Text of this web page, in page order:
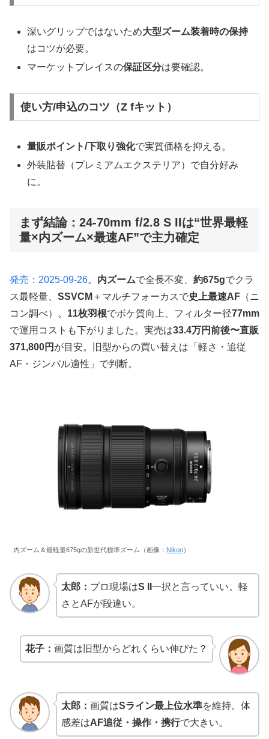
深いグリップではないため大型ズーム装着時の保持
はコツが必要。
マーケットプレイスの保証区分は要確認。
使い方/申込のコツ（Z fキット）
量販ポイント/下取り強化で実質価格を抑える。
外装貼替（プレミアムエクステリア）で自分好み
に。
まず結論：24-70mm f/2.8 S IIは“世界最軽
量×内ズーム×最速AF”で主力確定
発売：2025-09-26。 内ズームで全長不変、 約675gでクラ
ス最軽量、 SSVCM ＋マルチフォーカスで史上最速AF （ニ
コン調べ）。 11枚羽根でボケ質向上、フィルター径77mm
で運用コストも下がりました。実売は33.4万円前後〜直販
371,800円 が目安。旧型からの買い替えは「軽さ・追従
AF・ジンバル適性」で判断。
内ズーム＆最軽量675gの新世代標準ズーム（画像： Nikon）
太郎： プロ現場はS II 一択と言っていい。軽
さとAFが段違い。
花子：画質は旧型からどれくらい伸びた？
太郎： 画質はSライン最上位水準を維持。体
感差はAF追従・操作・携行で大きい。